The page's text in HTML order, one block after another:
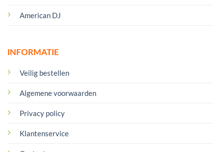
American DJ
INFORMATIE
Veilig bestellen
Algemene voorwaarden
Privacy policy
Klantenservice